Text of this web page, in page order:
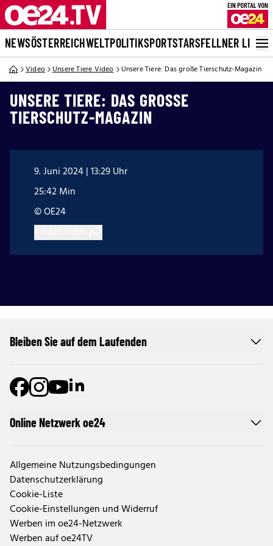
NEWSÖSTERREICHWELTPOLITIKSPORTSTARSFELLNER LIVE
Video Unsere Tiere Video Unsere Tiere: Das große Tierschutz-Magazin
UNSERE TIERE: DAS GROSSE T
IERSCHUTZ-MAGAZIN
9. Juni 2024 | 13:29 Uhr
25:42 Min
© OE24
Online Netzwerk oe24
Allgemeine Nutzungsbedingungen
Datenschutzerklärung
Cookie-Liste
Cookie-Einstellungen und Widerruf
Werben im oe24-Netzwerk
Werben auf oe24TV
Bleiben Sie auf dem Laufenden